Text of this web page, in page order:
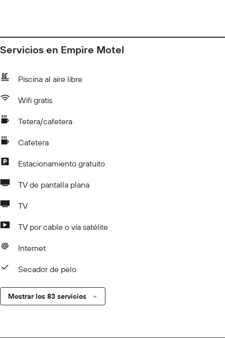
Servicios en Empire Motel
Piscina al aire libre
Wifi gratis
Tetera/cafetera
Cafetera
Estacionamiento gratuito
TV de pantalla plana
TV
TV por cable o vía satélite
Internet
Secador de pelo
Mostrar los 83 servicios